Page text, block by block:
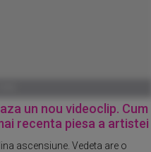
un nou videoclip. Cum
recenta piesa a artistei
ascensiune. Vedeta are o